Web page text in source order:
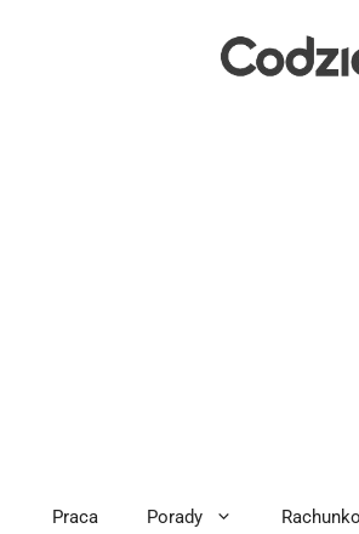
Praca Porady